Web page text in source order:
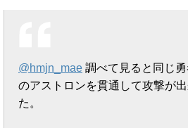
@hmjn_mae 調べて見ると同じ
のアストロンを貫通して攻撃が
た。